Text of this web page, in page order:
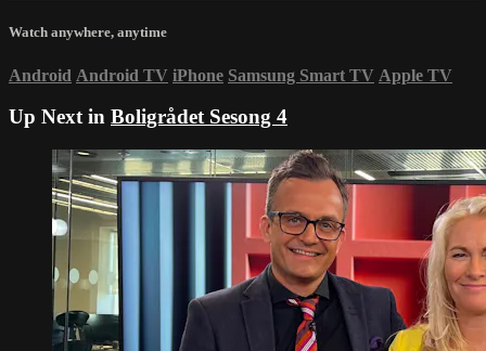
Watch anywhere, anytime
Android Android TV iPhone Samsung Smart TV Apple TV
Up Next in Boligrådet Sesong 4